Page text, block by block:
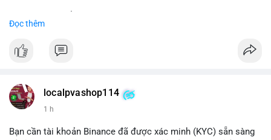
📞 WhatsApp: +1 660 215-8938
📧 Email: localpvashop@gmail.com
của bạn!
Đọc thêm
localpvashop114
1 h
Bạn cần tài khoản Binance đã được xác minh (KYC) sẵn sàng